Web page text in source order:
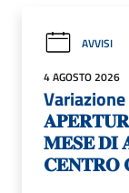
AVVISI
4 AGOSTO 2026
𝐌𝐄𝐒𝐄 𝐃𝐈
𝐂𝐄𝐍𝐓𝐑𝐎